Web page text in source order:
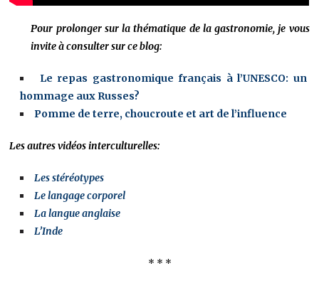
Pour prolonger sur la thématique de la gastronomie, je vous
invite à consulter sur ce blog:
Le repas gastronomique français à l’UNESCO: un
hommage aux Russes?
Pomme de terre, choucroute et art de l’influence
Les autres vidéos interculturelles:
Les stéréotypes
Le langage corporel
La langue anglaise
L’Inde
* * *